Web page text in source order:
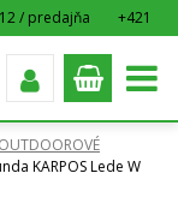
/ predajňa
+421
KARPOS Lede W